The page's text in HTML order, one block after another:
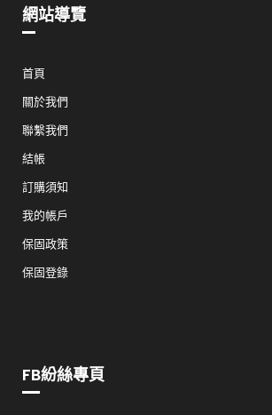
網站導覽
首頁
關於我們
聯繫我們
結帳
訂購須知
我的帳戶
保固政策
保固登錄
FB紛絲專頁